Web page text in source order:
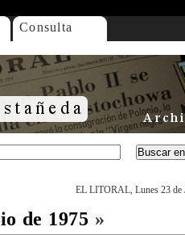
Consulta
EL LITORAL, Lunes 23 de
de 1975 »